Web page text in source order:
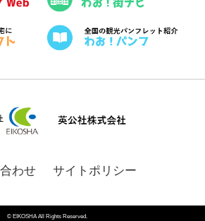
わせ サイトポリシー
© EIKOSHA All Rights Reserved.